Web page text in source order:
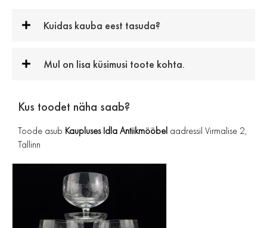
Kuidas kauba eest tasuda?
Mul on lisa küsimusi toote kohta.
Kus toodet näha saab?
Toode asub Kaupluses Idla Antiikmööbel aadressil Virmalise 2,
Tallinn